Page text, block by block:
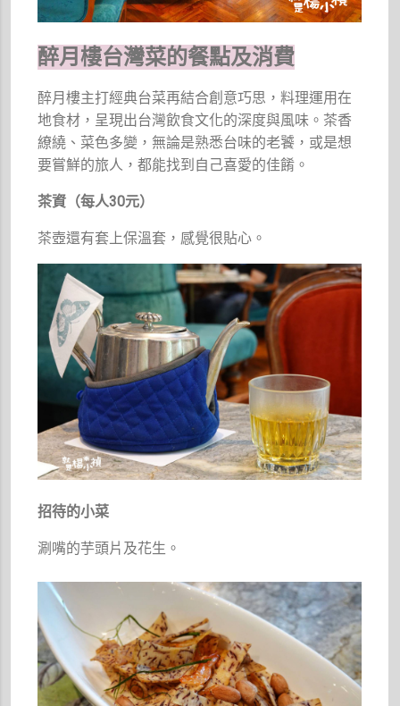
醉月樓台灣菜的餐點及消費
醉月樓主打經典台菜再結合創意巧思，料理運用在
地食材，呈現出台灣飲食文化的深度與風味。茶香
繚繞、菜色多變，無論是熟悉台味的老饕，或是想
要嘗鮮的旅人，都能找到自己喜愛的佳餚。
茶資（每人30元）
茶壺還有套上保溫套，感覺很貼心。
招待的小菜
涮嘴的芋頭片及花生。